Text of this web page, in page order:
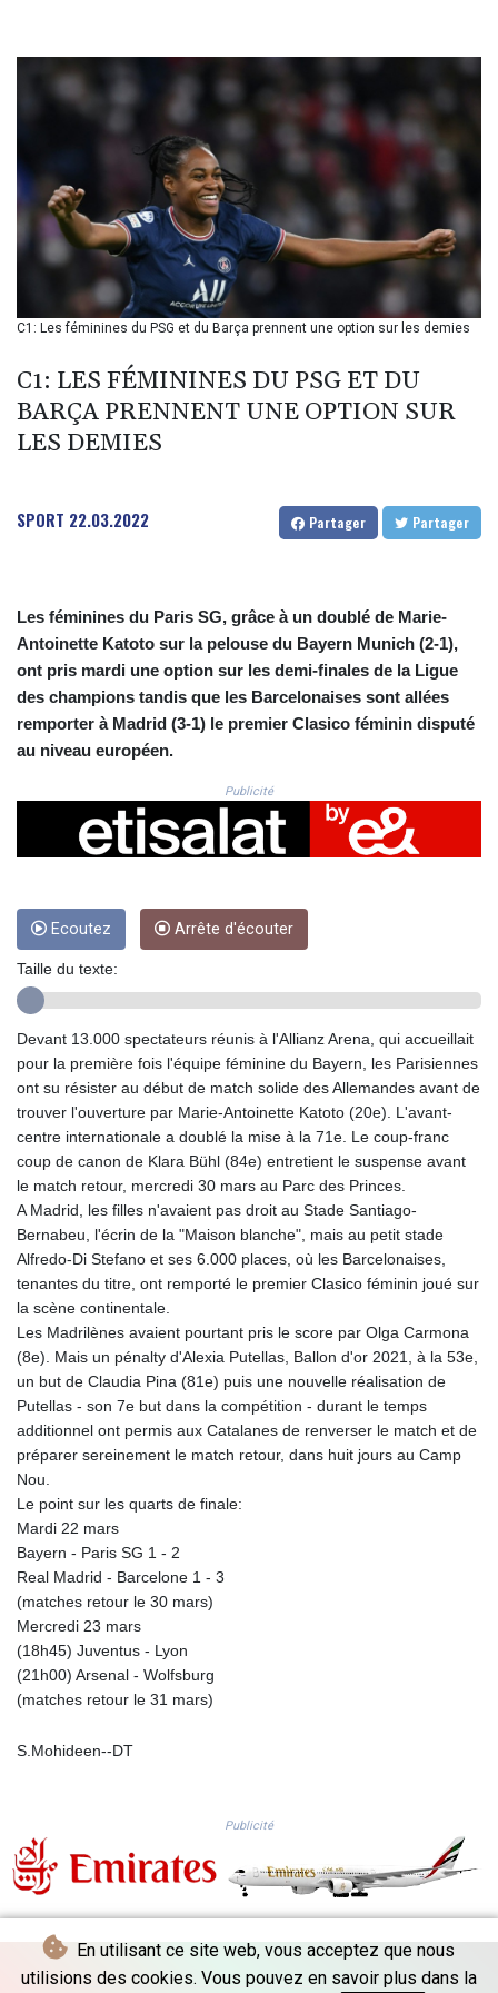
En utilisant ce site web, vous acceptez que nous
utilisions des cookies. Vous pouvez en savoir plus dans la
BMD 1.156136
BND 1.481323
BOB 13.739522
BRL 5.893522
BTN 110.001186
BWP 15.603479
BYN 3.442212
BYR 22660.258427
BZD 2.324897
CDF 2615.761404
CLF 0.026749
CLP 1056.199727
CRC 525.509359
CUC 1.156136
DJF 205.46888
DKK 7.477932
DOP 67.345355
DZD 153.694406
EGP 57.293288
FJD 2.55395
FKP 0.859288
GBP 0.856968
GHS 13.596606
GIP 0.859288
GNF 10145.090599
GYD 241.849406
HKD 9.067746
HNL 31.077375
HRK 7.536506
HTG 151.150865
HUF 363.096405
IDR 20580.370421
ILS 3.468234
IMP 0.859288
INR 109.992259
IQD 1515.115748
1590322.371805
ISK 142.598215
JEP 0.859288
JMD 183.583315
JOD 0.819746
JPY 182.445186
KGS 101.104505
LTL 3.413768
LYD 7.358849
MAD 10.757887
MDL 20.102303
MGA 4982.944983
MKD 61.70777
C1: Les féminines du PSG et du Barça prennent une option sur les demies
C1: LES FÉMININES DU PSG ET DU
BARÇA PRENNENT UNE OPTION SUR
LES DEMIES
SPORT 22.03.2022 Partager Partager
Les féminines du Paris SG, grâce à un doublé de Marie-
Antoinette Katoto sur la pelouse du Bayern Munich (2-1),
ont pris mardi une option sur les demi-finales de la Ligue
des champions tandis que les Barcelonaises sont allées
remporter à Madrid (3-1) le premier Clasico féminin disputé
au niveau européen.
Publicité
Ecoutez Arrête d'écouter
Taille du texte:
Devant 13.000 spectateurs réunis à l'Allianz Arena, qui accueillait
pour la première fois l'équipe féminine du Bayern, les Parisiennes
ont su résister au début de match solide des Allemandes avant de
trouver l'ouverture par Marie-Antoinette Katoto (20e). L'avant-
centre internationale a doublé la mise à la 71e. Le coup-franc
coup de canon de Klara Bühl (84e) entretient le suspense avant
le match retour, mercredi 30 mars au Parc des Princes.
A Madrid, les filles n'avaient pas droit au Stade Santiago-
Bernabeu, l'écrin de la "Maison blanche", mais au petit stade
Alfredo-Di Stefano et ses 6.000 places, où les Barcelonaises,
tenantes du titre, ont remporté le premier Clasico féminin joué sur
la scène continentale.
Les Madrilènes avaient pourtant pris le score par Olga Carmona
(8e). Mais un pénalty d'Alexia Putellas, Ballon d'or 2021, à la 53e,
un but de Claudia Pina (81e) puis une nouvelle réalisation de
Putellas - son 7e but dans la compétition - durant le temps
additionnel ont permis aux Catalanes de renverser le match et de
préparer sereinement le match retour, dans huit jours au Camp
Nou.
Le point sur les quarts de finale:
Mardi 22 mars
Bayern - Paris SG 1 - 2
Real Madrid - Barcelone 1 - 3
(matches retour le 30 mars)
Mercredi 23 mars
(18h45) Juventus - Lyon
(21h00) Arsenal - Wolfsburg
(matches retour le 31 mars)
S.Mohideen--DT
Publicité